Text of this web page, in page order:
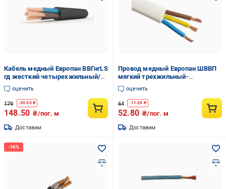
Кабель медный Европан ВВГнгLS
гд жесткий четырехжильный/
однопроволочный 4х2,5 мм2
(1189014-1C)
оценить
179 -30.50₴
148.50 ₴/пог. м
Доставим
Провод медный Европан ШВВП
мягкий трехжильный-
многопроволочный 3х1 мм2
(1329994-1C)
оценить
64 -11.20 ₴
52.80 ₴/пог. м
Доставим